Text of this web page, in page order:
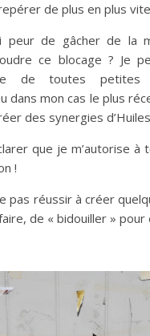
de plus en plus
peur de gâcher de la
ce blocage ? Je
de toutes petites
dans mon cas le plus
des synergies
que je m’autorise à
!
pas réussir à créer
de « bidouiller » pour